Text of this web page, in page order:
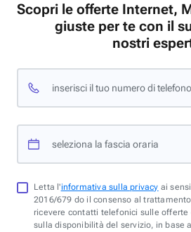
Scopri le offerte Internet,
giuste per te con il
nostri
inserisci il tuo numero di telefono
seleziona la fascia oraria
Letta l'informativa sulla privacy ai
2016/679 do il consenso al
ricevere contatti telefonici sulle offerte
sulla disponibilità del servizio, in base